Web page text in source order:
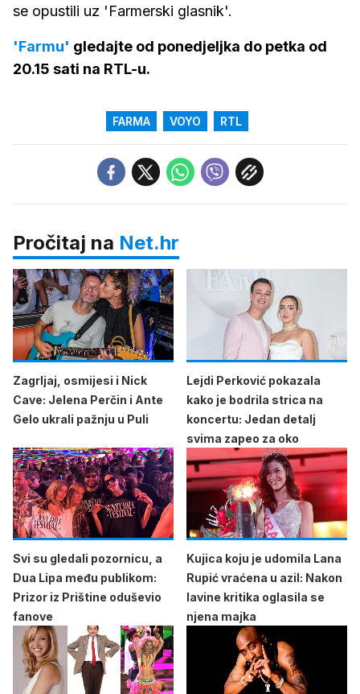
se opustili uz 'Farmerski glasnik'.
'Farmu' gledajte od ponedjeljka do petka od
20.15 sati na RTL-u.
FARMA VOYO RTL
Pročitaj na Net.hr
Zagrljaj, osmijesi i Nick
Cave: Jelena Perčin i Ante
Gelo ukrali pažnju u Puli
Lejdi Perković pokazala
kako je bodrila strica na
koncertu: Jedan detalj
svima zapeo za oko
Svi su gledali pozornicu, a
Dua Lipa među publikom:
Prizor iz Prištine oduševio
fanove
Kujica koju je udomila Lana
Rupić vraćena u azil: Nakon
lavine kritika oglasila se
njena majka